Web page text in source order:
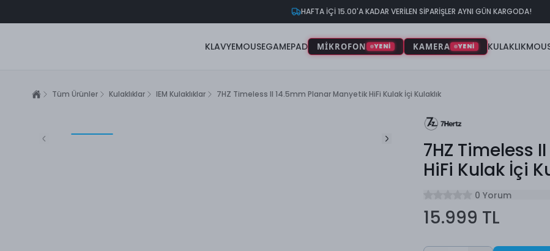
HAFTA İÇİ 15.00'A KADAR VERİLEN SİPARİŞLER AYNI GÜN KARGODA!
KLAVYEMOUSEGAMEPAD MİKROFON YENİ KAMERA YENİ KULAKLIK
Tüm Ürünler Kulaklıklar IEM Kulaklıklar 7HZ Timeless II 14.5mm Planar Manyetik HiFi Kulak İçi Kulaklık
7HZ Timeless
HiFi Kulak İçi
0 Yorum
15.999 TL